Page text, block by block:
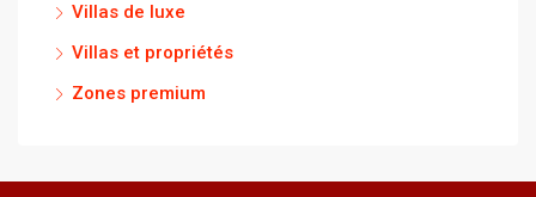
Villas de luxe
Villas et propriétés
Zones premium